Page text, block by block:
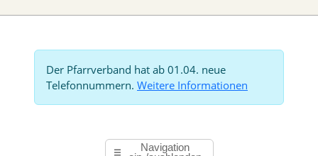
Der Pfarrverband hat ab 01.04. neue
Telefonnummern. Weitere Informationen
Navigation